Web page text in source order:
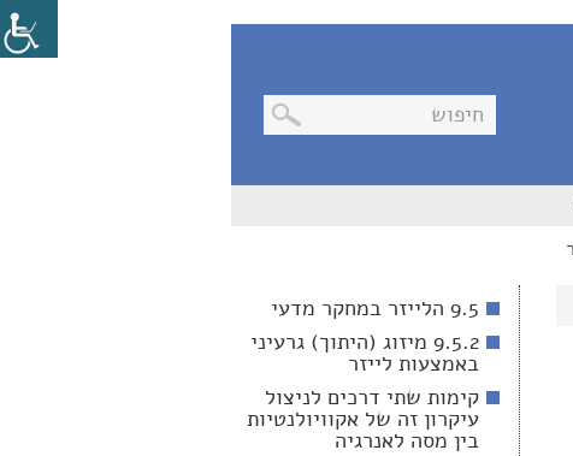
9.5 הלייזר במחקר מדעי
9.5.2 מיזוג (היתוך) גרעיני
באמצעות לייזר
קימות שתי דרכים לניצול
עיקרון זה של אקוויולנטיות
בין מסה לאנרגיה